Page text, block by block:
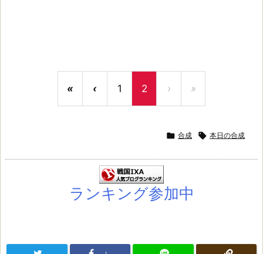
« ‹ 1 2 › »
 合成  本日の合成
ランキング参加中